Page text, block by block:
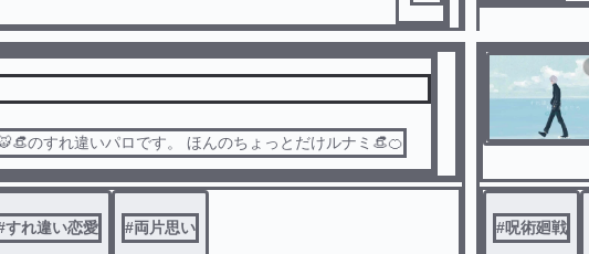
好きな騎士団長様が見ているのは、婚約者の私ではなく姉の
こちらの連載版です( ´艸｀)！
トでも掲載中
のすれ違いパロです。 ほんのちょっとだけルナミ👒🍊
すれ違い恋愛 #両片思い #呪術廻戦